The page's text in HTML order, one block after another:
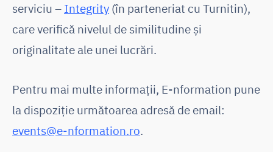
serviciu – Integrity (în parteneriat cu Turnitin),
care verifică nivelul de similitudine și
originalitate ale unei lucrări.
Pentru mai multe informații, E-nformation pune
la dispoziţie următoarea adresă de email:
events@e-nformation.ro.